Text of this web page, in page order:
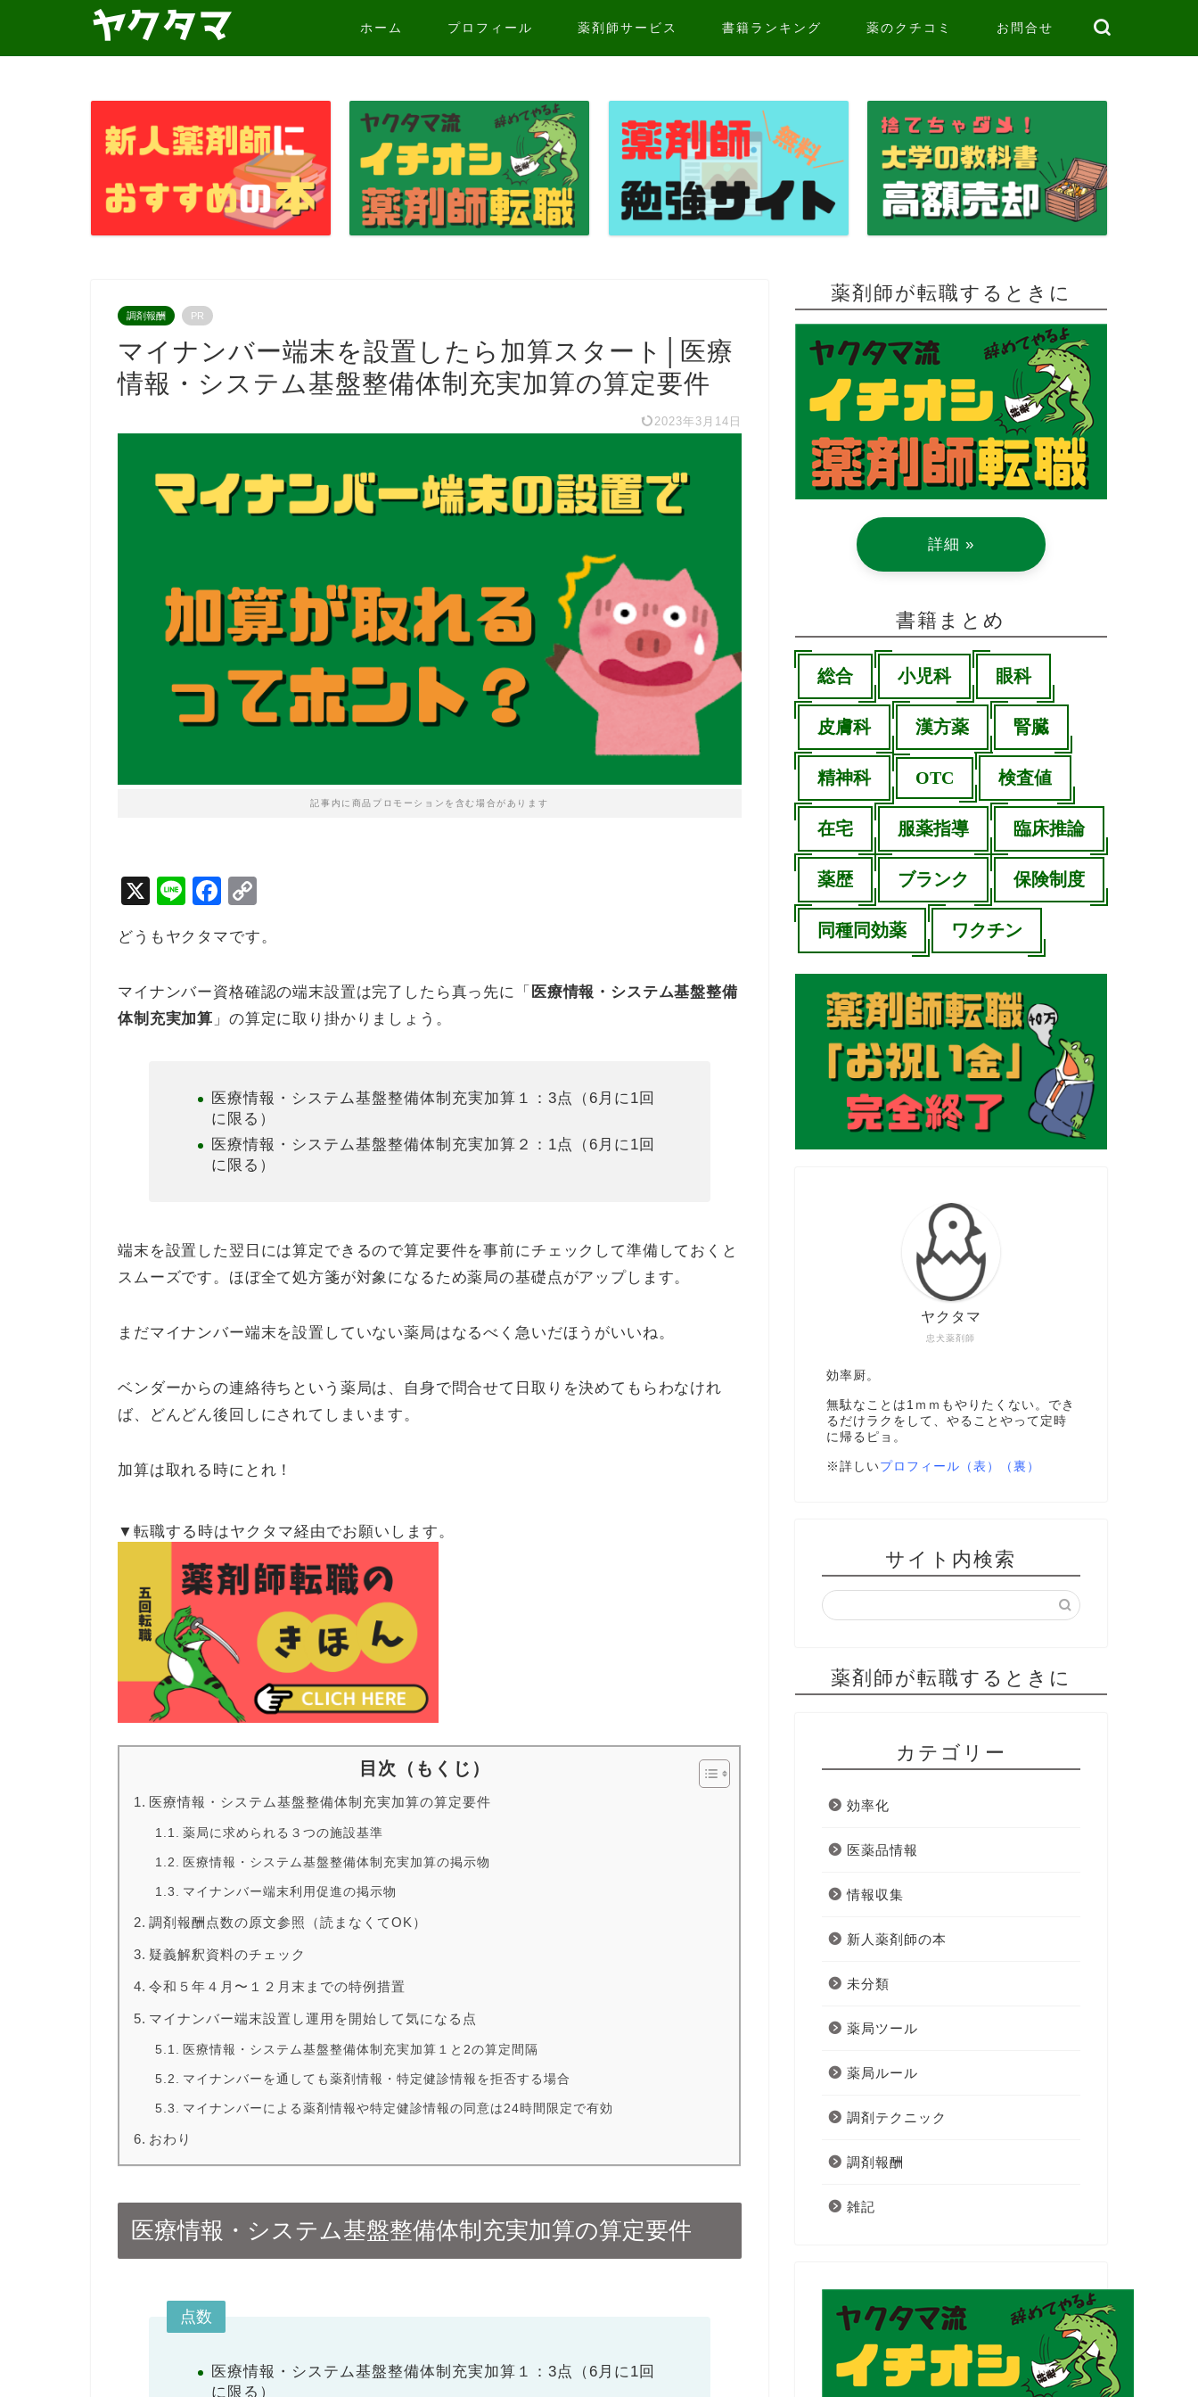
ホーム プロフィール 薬剤師サービス 書籍ランキング 薬のクチコミ お問合せ
調剤報酬 PR
マイナンバー端末を設置したら加算スタート│医療
情報・システム基盤整備体制充実加算の算定要件
2023年3月14日
記事内に商品プロモーションを含む場合があります
X
Li
e
F
c
e
b
o
k
p
y
Li
n
どうもヤクタマです。
マイナンバー資格確認の端末設置は完了したら真っ先に「 医療情報・システム基盤整備
体制充実加算 」の算定に取り掛かりましょう。
医療情報・システム基盤整備体制充実加算１：3点（6月に1回
に限る）
医療情報・システム基盤整備体制充実加算２：1点（6月に1回
に限る）
端末を設置した翌日には算定できるので算定要件を事前にチェックして準備しておくと
スムーズです。ほぼ全て処方箋が対象になるため薬局の基礎点がアップします。
まだマイナンバー端末を設置していない薬局はなるべく急いだほうがいいね。
ベンダーからの連絡待ちという薬局は、自身で問合せて日取りを決めてもらわなけれ
ば、どんどん後回しにされてしまいます。
加算は取れる時にとれ！
▼転職する時はヤクタマ経由でお願いします。
目次（もくじ）
医療情報・システム基盤整備体制充実加算の算定要件
薬局に求められる３つの施設基準
医療情報・システム基盤整備体制充実加算の掲示物
マイナンバー端末利用促進の掲示物
調剤報酬点数の原文参照（読まなくてOK）
疑義解釈資料のチェック
令和５年４月〜１２月末までの特例措置
マイナンバー端末設置し運用を開始して気になる点
医療情報・システム基盤整備体制充実加算１と2の算定間隔
マイナンバーを通しても薬剤情報・特定健診情報を拒否する場合
マイナンバーによる薬剤情報や特定健診情報の同意は24時間限定で有効
おわり
医療情報・システム基盤整備体制充実加算の算定要件
点数
医療情報・システム基盤整備体制充実加算１：3点（6月に1回
に限る）
薬剤師が転職するときに
詳細 »
書籍まとめ
総合 小児科 眼科
皮膚科 漢方薬 腎臓
精神科 OTC 検査値
在宅 服薬指導 臨床推論
薬歴 ブランク 保険制度
同種同効薬 ワクチン
忠犬薬剤師
ヤクタマ
効率厨。
無駄なことは1ｍｍもやりたくない。でき
るだけラクをして、やることやって定時
に帰るピョ。
※詳しいプロフィール（表） （裏）
サイト内検索
薬剤師が転職するときに
カテゴリー
効率化
医薬品情報
情報収集
新人薬剤師の本
未分類
薬局ツール
薬局ルール
調剤テクニック
調剤報酬
雑記